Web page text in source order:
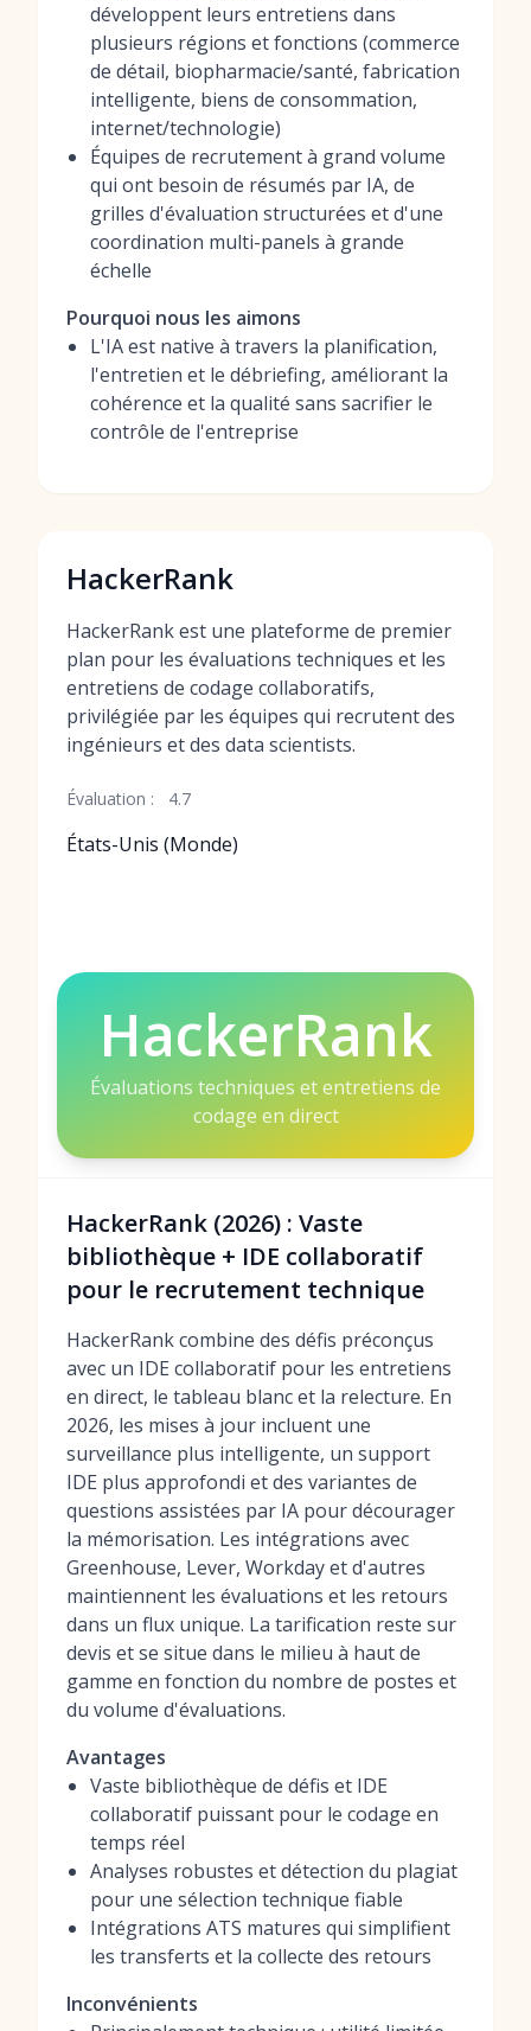
développent leurs entretiens dans
plusieurs régions et fonctions (commerce
de détail, biopharmacie/santé, fabrication
intelligente, biens de consommation,
internet/technologie)
Équipes de recrutement à grand volume
qui ont besoin de résumés par IA, de
grilles d'évaluation structurées et d'une
coordination multi-panels à grande
échelle
Pourquoi nous les aimons
L'IA est native à travers la planification,
l'entretien et le débriefing, améliorant la
cohérence et la qualité sans sacrifier le
contrôle de l'entreprise
HackerRank
HackerRank est une plateforme de premier
plan pour les évaluations techniques et les
entretiens de codage collaboratifs,
privilégiée par les équipes qui recrutent des
ingénieurs et des data scientists.
Évaluation : 4.7
États-Unis (Monde)
HackerRank
Évaluations techniques et entretiens de
codage en direct
HackerRank (2026) : Vaste
bibliothèque + IDE collaboratif
pour le recrutement technique
HackerRank combine des défis préconçus
avec un IDE collaboratif pour les entretiens
en direct, le tableau blanc et la relecture. En
2026, les mises à jour incluent une
surveillance plus intelligente, un support
IDE plus approfondi et des variantes de
questions assistées par IA pour décourager
la mémorisation. Les intégrations avec
Greenhouse, Lever, Workday et d'autres
maintiennent les évaluations et les retours
dans un flux unique. La tarification reste sur
devis et se situe dans le milieu à haut de
gamme en fonction du nombre de postes et
du volume d'évaluations.
Avantages
Vaste bibliothèque de défis et IDE
collaboratif puissant pour le codage en
temps réel
Analyses robustes et détection du plagiat
pour une sélection technique fiable
Intégrations ATS matures qui simplifient
les transferts et la collecte des retours
Inconvénients